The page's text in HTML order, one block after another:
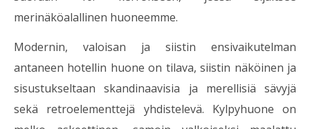
merinäköalallinen huoneemme.
Modernin, valoisan ja siistin ensivaikutelman
antaneen hotellin huone on tilava, siistin näköinen ja
sisustukseltaan skandinaavisia ja merellisiä sävyjä
sekä retroelementtejä yhdistelevä. Kylpyhuone on